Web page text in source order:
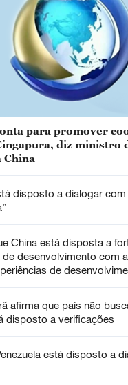
para promover
diz ministro
China
disposto a dialogar
China está disposta a
desenvolvimento com a
de
afirma que país não
disposto a verificações
está disposto a